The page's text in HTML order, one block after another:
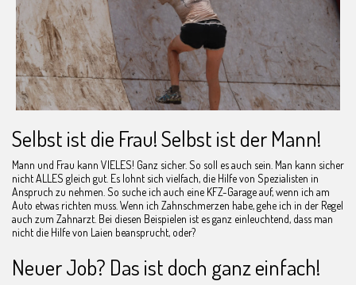
Selbst ist die Frau! Selbst ist der Mann!
Mann und Frau kann VIELES! Ganz sicher. So soll es auch sein. Man kann sicher
nicht ALLES gleich gut. Es lohnt sich vielfach, die Hilfe von Spezialisten in
Anspruch zu nehmen. So suche ich auch eine KFZ-Garage auf, wenn ich am
Auto etwas richten muss. Wenn ich Zahnschmerzen habe, gehe ich in der Regel
auch zum Zahnarzt. Bei diesen Beispielen ist es ganz einleuchtend, dass man
nicht die Hilfe von Laien beansprucht, oder?
Neuer Job? Das ist doch ganz einfach!